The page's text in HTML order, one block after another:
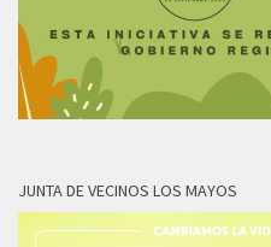
JUNTA DE VECINOS LOS MAYOS